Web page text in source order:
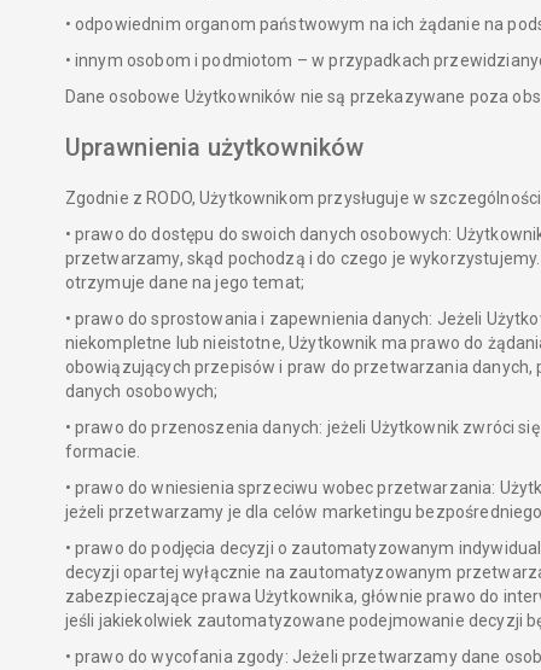
• odpowiednim organom państwowym na ich żądanie na
• innym osobom i podmiotom – w przypadkach
Dane osobowe Użytkowników nie są przekazywane poza
Uprawnienia użytkowników
Zgodnie z RODO, Użytkownikom przysługuje w
• prawo do dostępu do swoich danych osobowych:
przetwarzamy, skąd pochodzą i do czego je
otrzymuje dane na jego temat;
• prawo do sprostowania i zapewnienia danych: Jeżeli
niekompletne lub nieistotne, Użytkownik ma prawo do
obowiązujących przepisów i praw do przetwarzania
danych osobowych;
• prawo do przenoszenia danych: jeżeli Użytkownik zwróci
formacie.
• prawo do wniesienia sprzeciwu wobec przetwarzania:
jeżeli przetwarzamy je dla celów marketingu
• prawo do podjęcia decyzji o zautomatyzowanym
decyzji opartej wyłącznie na zautomatyzowanym
zabezpieczające prawa Użytkownika, głównie prawo do
jeśli jakiekolwiek zautomatyzowane podejmowanie decyzji
• prawo do wycofania zgody: Jeżeli przetwarzamy dane